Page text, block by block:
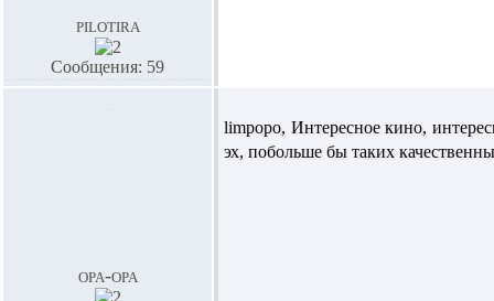
pilotira
Сообщения: 59
opa-opa
limpopo, Интересное кино,
эх, побольше бы таких